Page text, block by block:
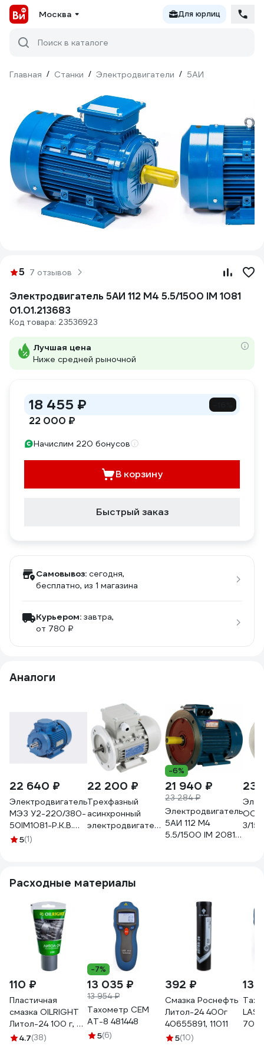
Москва Для юрлиц
Поиск в каталоге
Главная / Станки / Электродвигатели / 5АИ
5 7 отзывов
Электродвигатель 5АИ 112 М4 5.5/1500 IM 1081
01.01.213683
Код товара: 23536923
Лучшая цена
Ниже средней рыночной
18 455 ₽
22 000 ₽
Начислим 220 бонусов
В корзину
Быстрый заказ
Самовывоз: сегодня,
бесплатно, из 1 магазина
Курьером: завтра,
от 780 ₽
Аналоги
22 640 ₽
Электродвигатель
МЭЗ У2-220/380-
50IM1081-Р.К.В.
К31Е-ААА IE1
5(1)
22 200 ₽
Трехфазный
асинхронный
электродвигатель
включения звезда/
В/220 В, IP55
RM90-4 B35
-6%
21 940 ₽
23 284 ₽
Электродвигатель
5АИ 112 М4
5.5/1500 IM 2081
23
ООО
3/
Расходные материалы
110 ₽
Пластичная
смазка OILRIGHT
Литол-24 100 г, в
тубе 6001
4.7(38)
-7%
13 035 ₽
13 954 ₽
Тахометр СЕМ
AT-8 481448
5(6)
392 ₽
Смазка Роснефть
Литол-24 400г
40655891, 11011
5(10)
13